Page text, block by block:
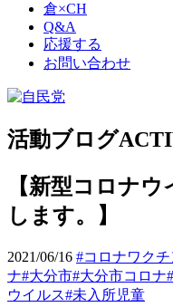
倉×CH
Q&A
応援する
お問い合わせ
活動ブログ
【新型コロナ
します。】
2021/06/16 #コロナワクチ
ナ#大分市#大分市コロナ
ウイルス#未入所児童